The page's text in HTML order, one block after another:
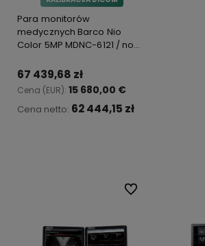
Para monitorów
medycznych Barco Nio
Color 5MP MDNC-6121 / no
67 439,68 zł
Cena (EUR): 15 680,00 €
Cena netto: 62 444,15 zł
Do ulubionych